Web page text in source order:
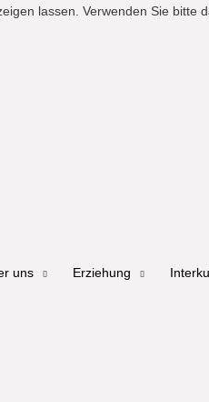
lassen. Verwenden Sie bitte
uns Erziehung